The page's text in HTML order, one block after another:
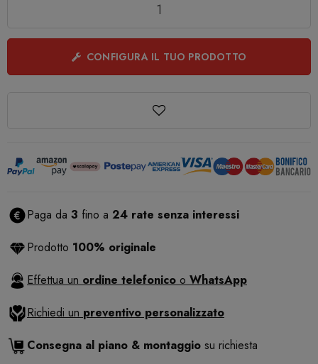
CONFIGURA IL TUO PRODOTTO
Paga da 3 fino a 24 rate senza interessi
Prodotto 100% originale
Effettua un ordine telefonico o WhatsApp
Richiedi un preventivo personalizzato
Consegna al piano & montaggio su richiesta